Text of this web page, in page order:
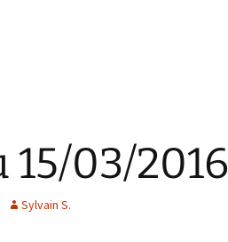
03/2016
Sylvain S.